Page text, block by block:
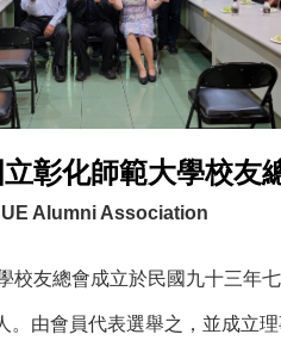
彰化師範大學校友
Alumni Association
校友總會成立於民國九十三年七
。由會員代表選舉之，並成立理